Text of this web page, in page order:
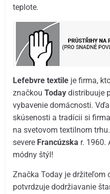
teplote.
Lefebvre textile je firma,
značkouTodaydistribuuje
vybavenie domácnosti.
skúsenosti a tradícii si
na svetovom textilnom
severe Francúzska r. 1960.
módny štýl!
Značka Today je držiteľom
potvrdzuje dodržiavanie